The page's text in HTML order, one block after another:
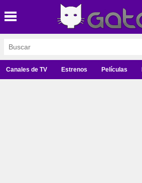
Canales de TV Estrenos Películas